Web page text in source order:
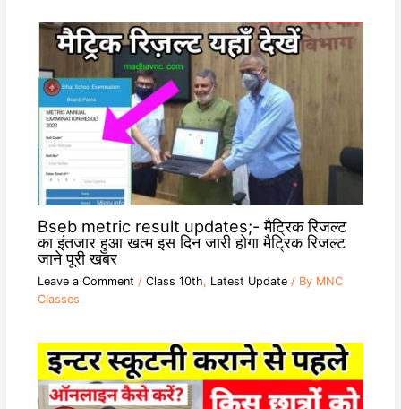
Bseb metric result updates;- मैट्रिक रिजल्ट
का इंतजार हुआ खत्म इस दिन जारी होगा मैट्रिक रिजल्ट
जाने पूरी खबर
Leave a Comment / Class 10th, Latest Update/ By MNC
Classes